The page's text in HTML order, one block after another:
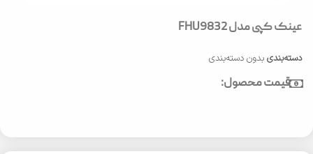
عینک کپی مدل FHU9832
دسته‌بندی بدون دسته‌بندی
قیمت محصول: